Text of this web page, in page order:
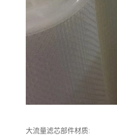
大流量滤芯部件材质: